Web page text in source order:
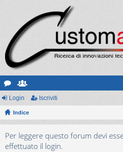
or
u
sc
ritt
Login Iscriviti
Indice
Per leggere questo forum devi
effettuato il login.